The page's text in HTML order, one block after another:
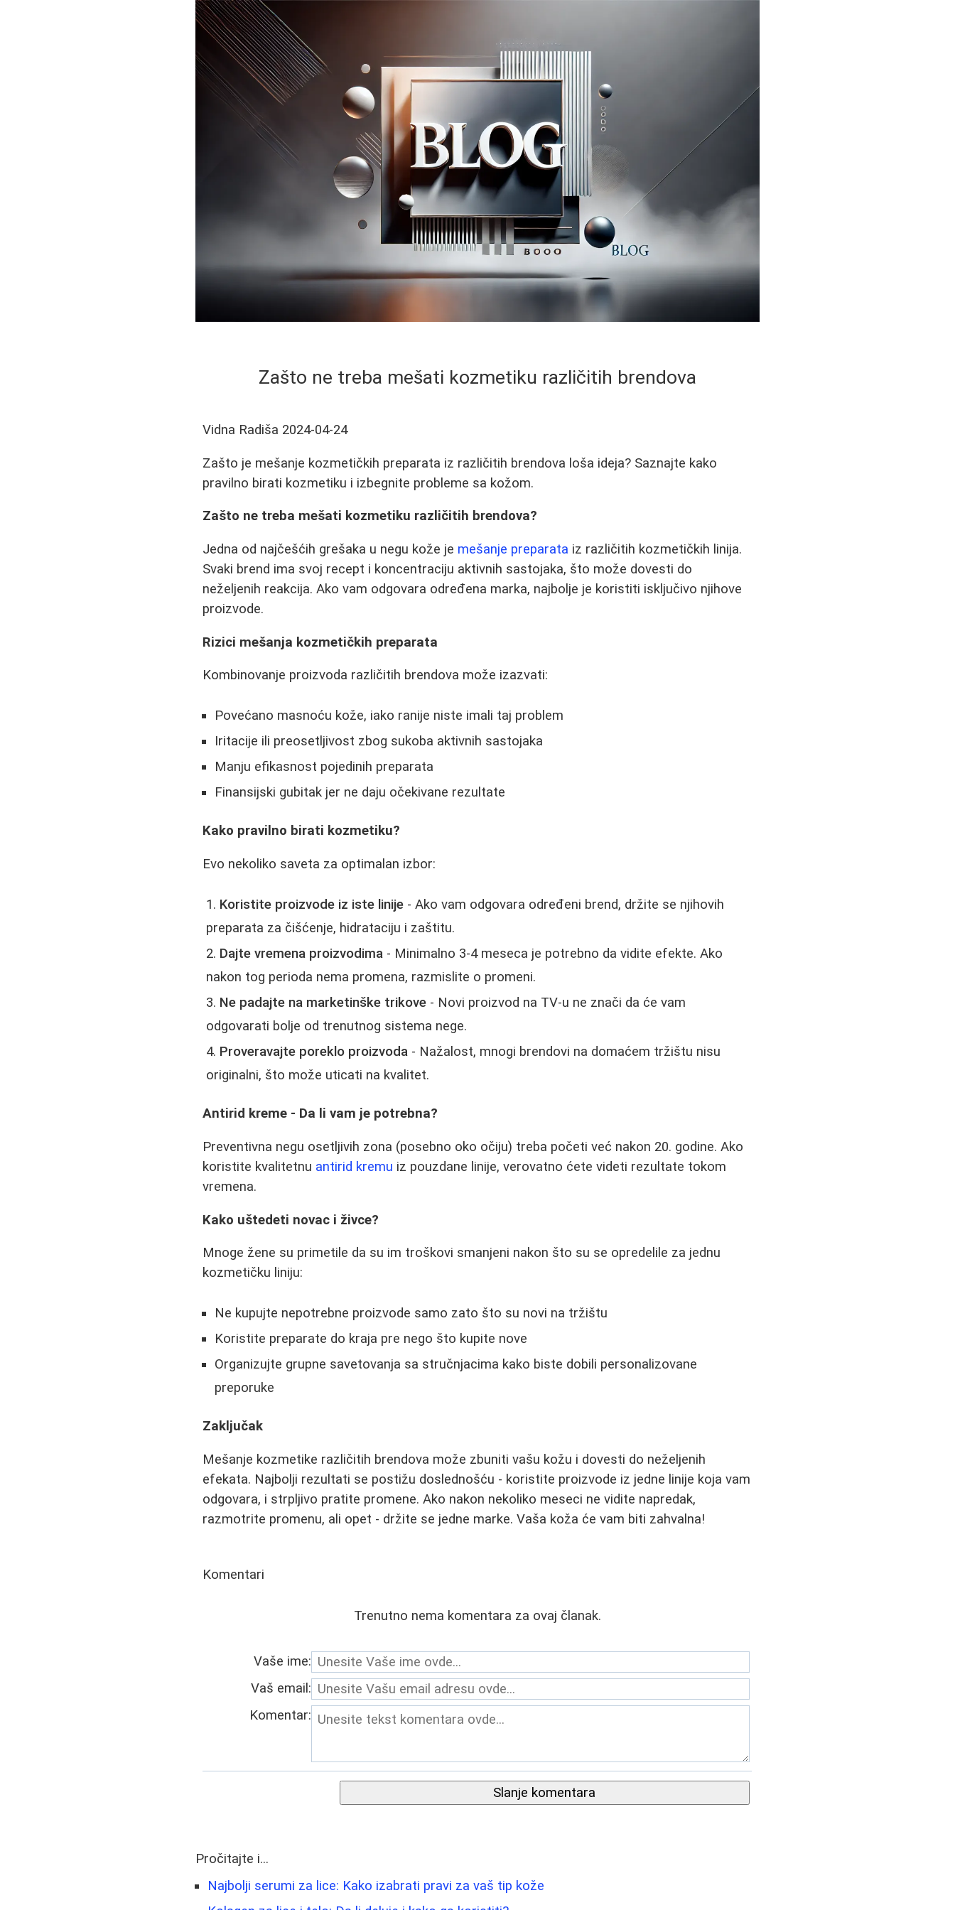
Zašto ne treba mešati kozmetiku različitih brendova
Vidna Radiša 2024-04-24
Zašto je mešanje kozmetičkih preparata iz različitih brendova loša ideja? Saznajte kako
pravilno birati kozmetiku i izbegnite probleme sa kožom.
Zašto ne treba mešati kozmetiku različitih brendova?
Jedna od najčešćih grešaka u negu kože je mešanje preparata iz različitih kozmetičkih linija.
Svaki brend ima svoj recept i koncentraciju aktivnih sastojaka, što može dovesti do
neželjenih reakcija. Ako vam odgovara određena marka, najbolje je koristiti isključivo njihove
proizvode.
Rizici mešanja kozmetičkih preparata
Kombinovanje proizvoda različitih brendova može izazvati:
Povećano masnoću kože, iako ranije niste imali taj problem
Iritacije ili preosetljivost zbog sukoba aktivnih sastojaka
Manju efikasnost pojedinih preparata
Finansijski gubitak jer ne daju očekivane rezultate
Kako pravilno birati kozmetiku?
Evo nekoliko saveta za optimalan izbor:
Koristite proizvode iz iste linije - Ako vam odgovara određeni brend, držite se njihovih
preparata za čišćenje, hidrataciju i zaštitu.
Dajte vremena proizvodima - Minimalno 3-4 meseca je potrebno da vidite efekte. Ako
nakon tog perioda nema promena, razmislite o promeni.
Ne padajte na marketinške trikove - Novi proizvod na TV-u ne znači da će vam
odgovarati bolje od trenutnog sistema nege.
Proveravajte poreklo proizvoda - Nažalost, mnogi brendovi na domaćem tržištu nisu
originalni, što može uticati na kvalitet.
Antirid kreme - Da li vam je potrebna?
Preventivna negu osetljivih zona (posebno oko očiju) treba početi već nakon 20. godine. Ako
koristite kvalitetnu antirid kremu iz pouzdane linije, verovatno ćete videti rezultate tokom
vremena.
Kako uštedeti novac i živce?
Mnoge žene su primetile da su im troškovi smanjeni nakon što su se opredelile za jednu
kozmetičku liniju:
Ne kupujte nepotrebne proizvode samo zato što su novi na tržištu
Koristite preparate do kraja pre nego što kupite nove
Organizujte grupne savetovanja sa stručnjacima kako biste dobili personalizovane
preporuke
Zaključak
Mešanje kozmetike različitih brendova može zbuniti vašu kožu i dovesti do neželjenih
efekata. Najbolji rezultati se postižu doslednošću - koristite proizvode iz jedne linije koja vam
odgovara, i strpljivo pratite promene. Ako nakon nekoliko meseci ne vidite napredak,
razmotrite promenu, ali opet - držite se jedne marke. Vaša koža će vam biti zahvalna!
Komentari
Trenutno nema komentara za ovaj članak.
Vaše ime:
Vaš email:
Komentar:
Slanje komentara
Pročitajte i...
Najbolji serumi za lice: Kako izabrati pravi za vaš tip kože